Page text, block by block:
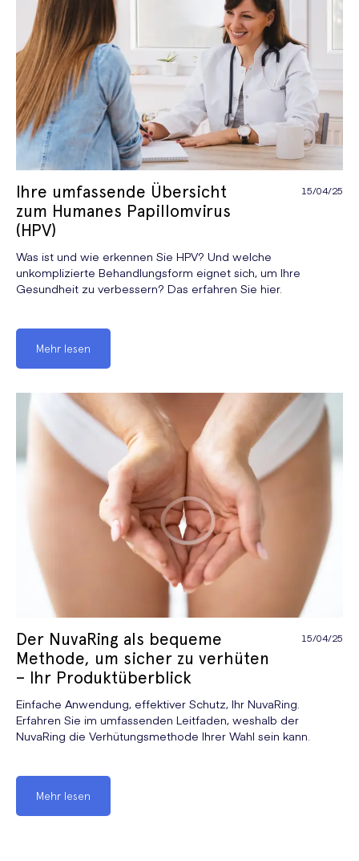
Ihre umfassende Übersicht
zum Humanes Papillomvirus
(HPV)
15/04/25
Was ist und wie erkennen Sie HPV? Und welche
unkomplizierte Behandlungsform eignet sich, um Ihre
Gesundheit zu verbessern? Das erfahren Sie hier.
Mehr lesen
Der NuvaRing als bequeme
Methode, um sicher zu verhüten
– Ihr Produktüberblick
15/04/25
Einfache Anwendung, effektiver Schutz, Ihr NuvaRing.
Erfahren Sie im umfassenden Leitfaden, weshalb der
NuvaRing die Verhütungsmethode Ihrer Wahl sein kann.
Mehr lesen